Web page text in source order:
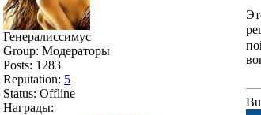
Генералиссимус
Group: Модераторы
Posts: 1283
Reputation: 5
Status: Offline
Награды: